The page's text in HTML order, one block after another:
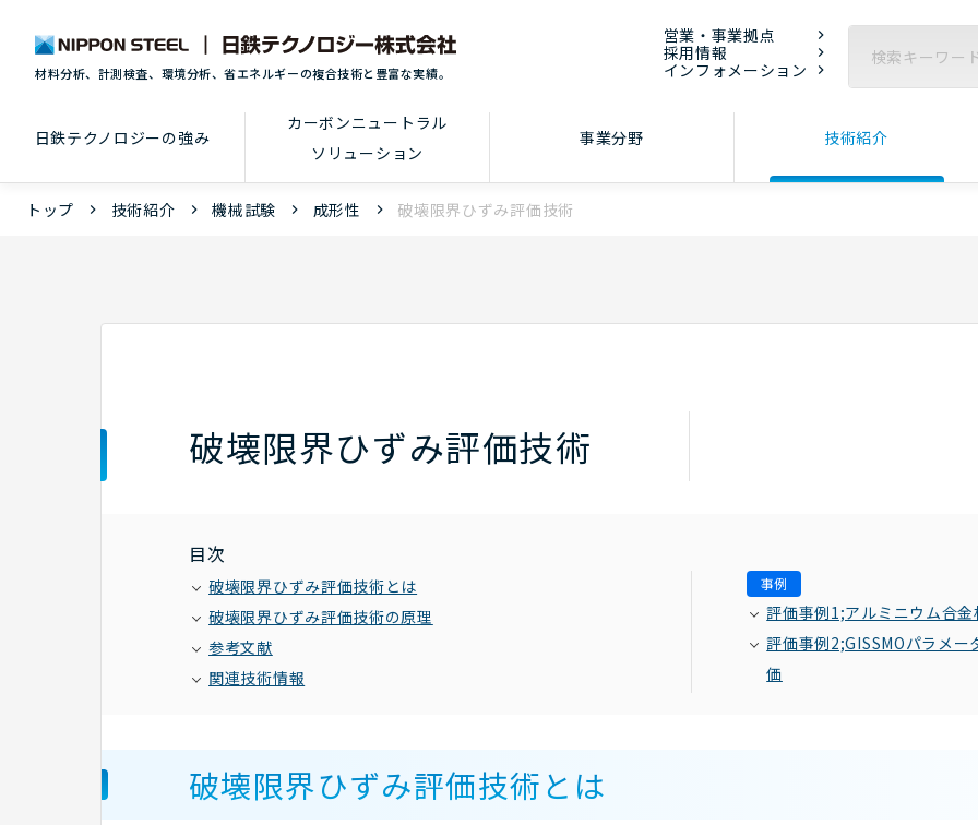
材料分析、計測検査、環境分析、省エネルギーの複合技術と豊富な実績。
営業・事業拠点
採用情報
インフォメーション
日鉄テクノロジーの強み
カーボンニュートラル
ソリューション
事業分野 技術紹介
トップ 技術紹介 機械試験 成形性 破壊限界ひずみ評価技術
破壊限界ひずみ評価技術
目次
破壊限界ひずみ評価技術とは
破壊限界ひずみ評価技術の原理
参考文献
関連技術情報
事例
評価事例1;アルミニウム合
評価事例2;GISSMOパラメ
価
破壊限界ひずみ評価技術とは